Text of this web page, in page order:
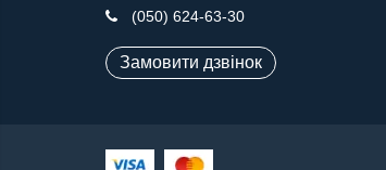
(050) 624-63-30
Замовити дзвінок